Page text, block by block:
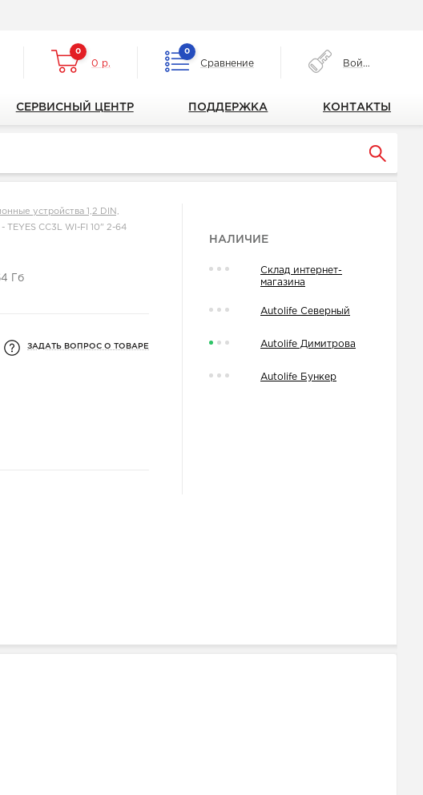
0
0 р.
0
Сравнение Войти
СЕРВИСНЫЙ ЦЕНТР ПОДДЕРЖКА КОНТАКТЫ
устройства 1,2 DIN,
- TEYES CC3L WI-FI 10" 2-64
Гб
ЗАДАТЬ ВОПРОС О ТОВАРЕ
НАЛИЧИЕ
Склад интернет-
магазина
Autolife Северный
Autolife Димитрова
Autolife Бункер